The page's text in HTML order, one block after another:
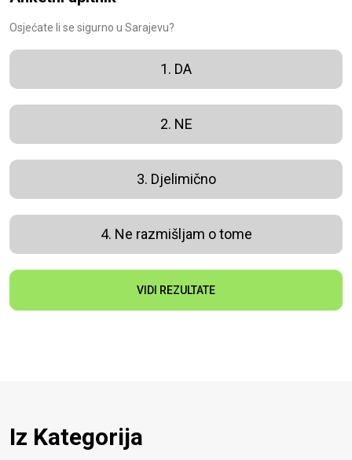
Osjećate li se sigurno u Sarajevu?
1. DA
2. NE
3. Djelimično
4. Ne razmišljam o tome
VIDI REZULTATE
Iz Kategorija